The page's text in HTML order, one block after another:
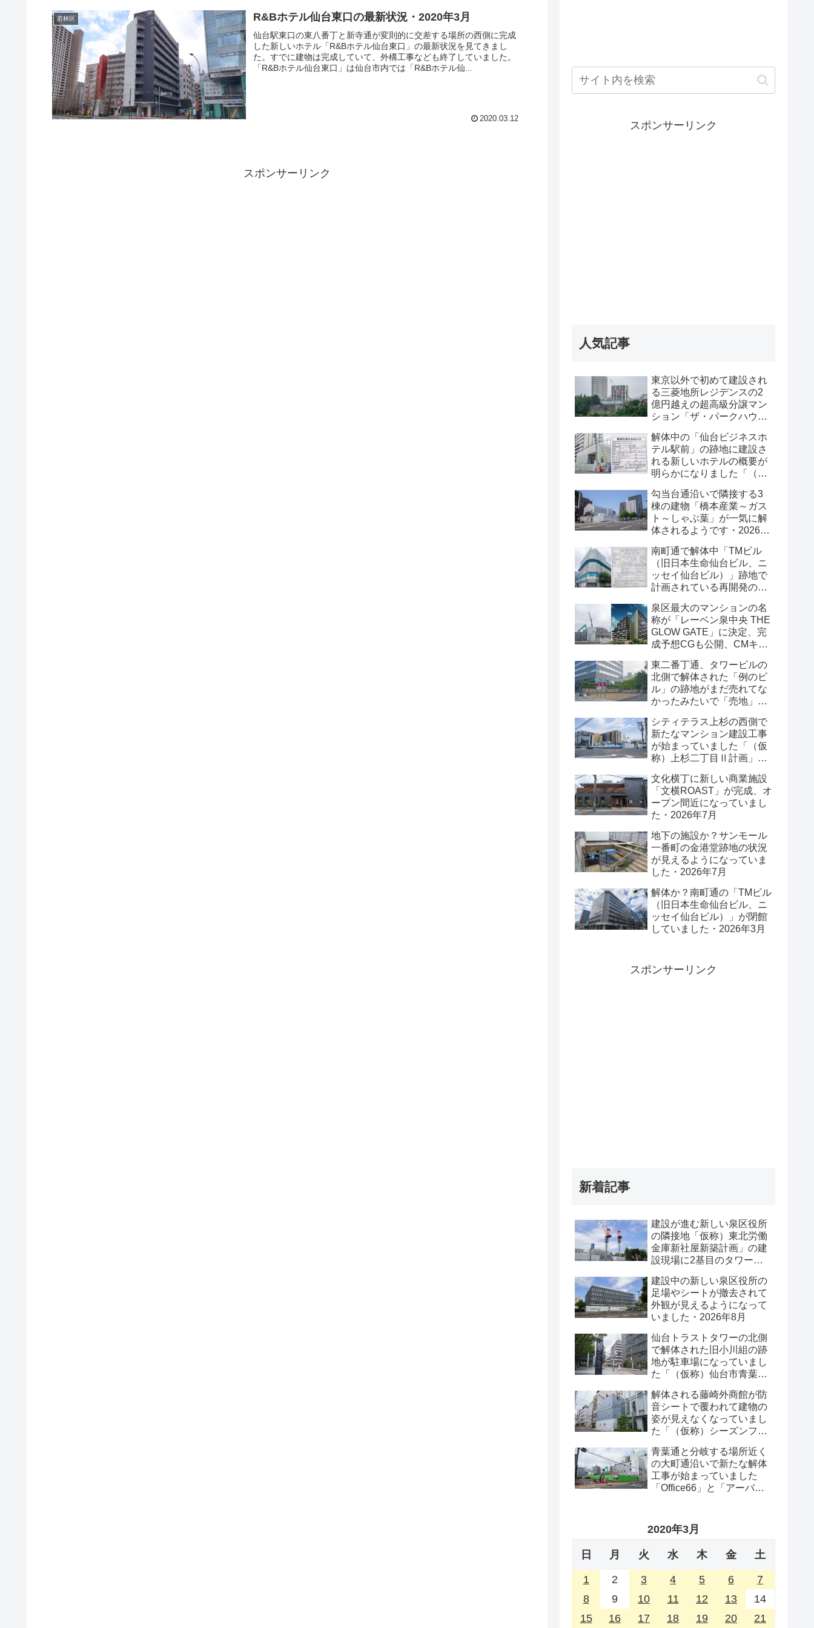
若林区 R&Bホテル仙台東口の最新状況・2020年3月
仙台駅東口の東八番丁と新寺通が変則的に交差する場所の西側に完成
した新しいホテル「R&Bホテル仙台東口」の最新状況を見てきまし
た。すでに建物は完成していて、外構工事なども終了していました。
「R&Bホテル仙台東口」は仙台市内では「R&Bホテル仙...
2020.03.12
スポンサーリンク
スポンサーリンク
人気記事
東京以外で初めて建設され
る三菱地所レジデンスの2
億円越えの超高級分譲マン
ション「ザ・パークハウス
上がってきました・2026 年
8月
解体中の「仙台ビジネスホ
テル駅前」の跡地に建設さ
れる新しいホテルの概要が
明らかになりました「（仮
築工事」・2026年7月
勾当台通沿いで隣接する3
棟の建物「橋本産業～ガス
ト～しゃぶ葉」が一気に解
体されるようです・2026年
南町通で解体中「TMビル
（旧日本生命仙台ビル、ニ
ッセイ仙台ビル）」跡地で
計画されている再開発の
掲示されていました・2026
年7月
泉区最大のマンションの名
称が「レーベン泉中央 THE
GLOW GATE」に決定、完
成予想CGも公開、CMキャ
チマンが起用されました・
2026年7月
東二番丁通、タワービルの
北側で解体された「例のビ
ル」の跡地がまだ売れてな
かったみたいで「売地」の
年7月16日
シティテラス上杉の西側で
新たなマンション建設工事
が始まっていました「（仮
称）上杉二丁目Ⅱ計画」・
文化横丁に新しい商業施設
「文横ROAST」が完成、オ
ープン間近になっていまし
た・2026年7月
地下の施設か？サンモール
一番町の金港堂跡地の状況
が見えるようになっていま
した・2026年7月
解体か？南町通の「TMビル
（旧日本生命仙台ビル、ニ
ッセイ仙台ビル）」が閉館
していました・2026年3月
スポンサーリンク
新着記事
建設が進む新しい泉区役所
の隣接地「仮称）東北労働
金庫新社屋新築計画」の建
設現場に2基目のタワーク
た・2026年8月
建設中の新しい泉区役所の
足場やシートが撤去されて
外観が見えるようになって
いました・2026年8月
仙台トラストタワーの北側
で解体された旧小川組の跡
地が駐車場になっていまし
た「（仮称）仙台市青葉区
解体工事」・2026年8月
解体される藤崎外商館が防
音シートで覆われて建物の
姿が見えなくなっていまし
た「（仮称）シーズンフラ
2026年8月
青葉通と分岐する場所近く
の大町通沿いで新たな解体
工事が始まっていました
「Office66」と「アーバン
2020年3月
日 月 火 水 木 金 土
1 2 3 4 5 6
7
8
9 10 11 12 13
14
15
16 17 18 19 20 21